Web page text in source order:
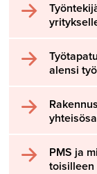
alensi
PMS ja
toisilleen